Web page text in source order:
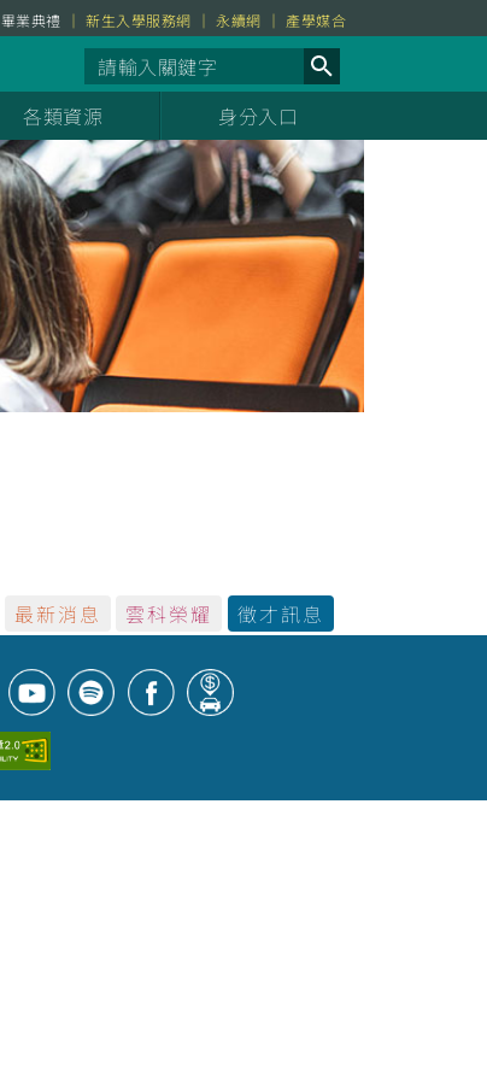
畢業典禮 新生入學服務網 永續網 產學媒合
各類資源 身分入口
最新消息 雲科榮耀 徵才訊息